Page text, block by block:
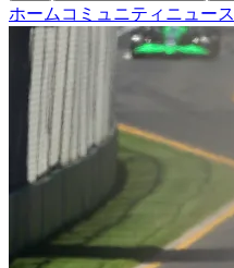
ホーム コミュニティ ニュース